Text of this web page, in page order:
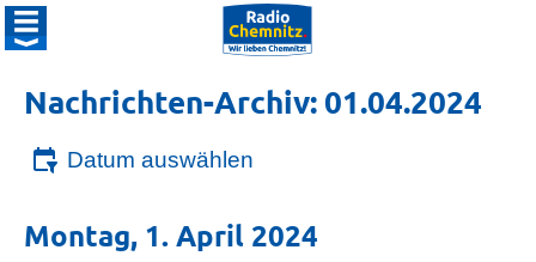
Nachrichten-Archiv: 01.04.2024
Datum auswählen
Montag, 1. April 2024